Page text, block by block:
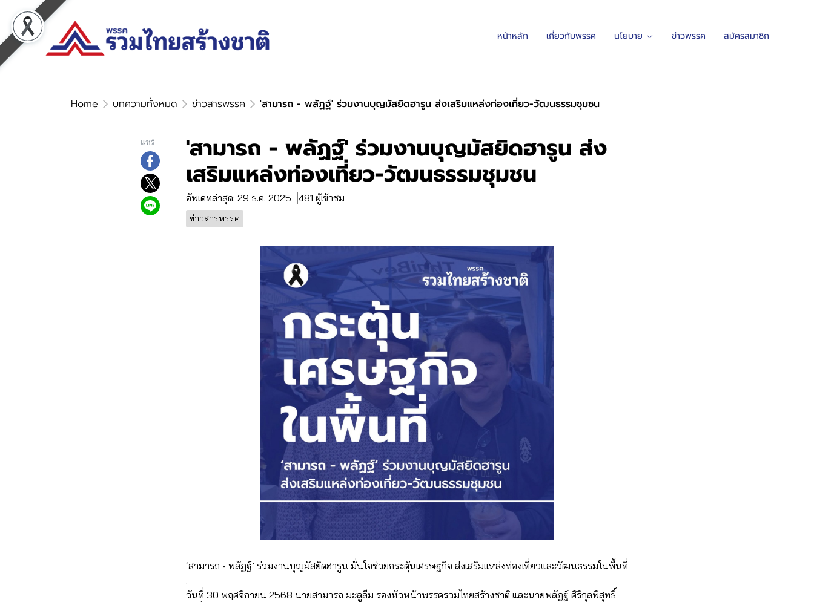
หน้าหลัก เกี่ยวกับพรรค นโยบาย ข่าวพรรค สมัครสมาชิก
Home บทความทั้งหมด ข่าวสารพรรค 'สามารถ - พลัฏฐ์' ร่วมงานบุญมัสยิดฮารูน ส่งเสริมแหล่งท่องเที่ยว-วัฒนธรรมชุมชน
แชร์ 'สามารถ - พลัฏฐ์' ร่วมงานบุญมัสยิดฮารูน ส่ง
เสริมแหล่งท่องเที่ยว-วัฒนธรรมชุมชน
อัพเดทล่าสุด: 29 ธ.ค. 2025 481 ผู้เข้าชม
ข่าวสารพรรค
‘สามารถ - พลัฏฐ์’ ร่วมงานบุญมัสยิดฮารูน มั่นใจช่วยกระตุ้นเศรษฐกิจ ส่งเสริมแหล่งท่องเที่ยวและวัฒนธรรมในพื้นที่
.
วันที่ 30 พฤศจิกายน 2568 นายสามารถ มะลูลีม รองหัวหน้าพรรครวมไทยสร้างชาติ และนายพลัฏฐ์ ศิริกุลพิสุทธิ์